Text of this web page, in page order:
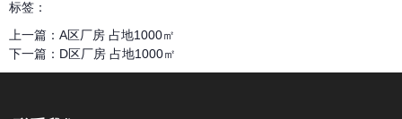
标签：
上一篇： A区厂房 占地1000㎡
下一篇： D区厂房 占地1000㎡